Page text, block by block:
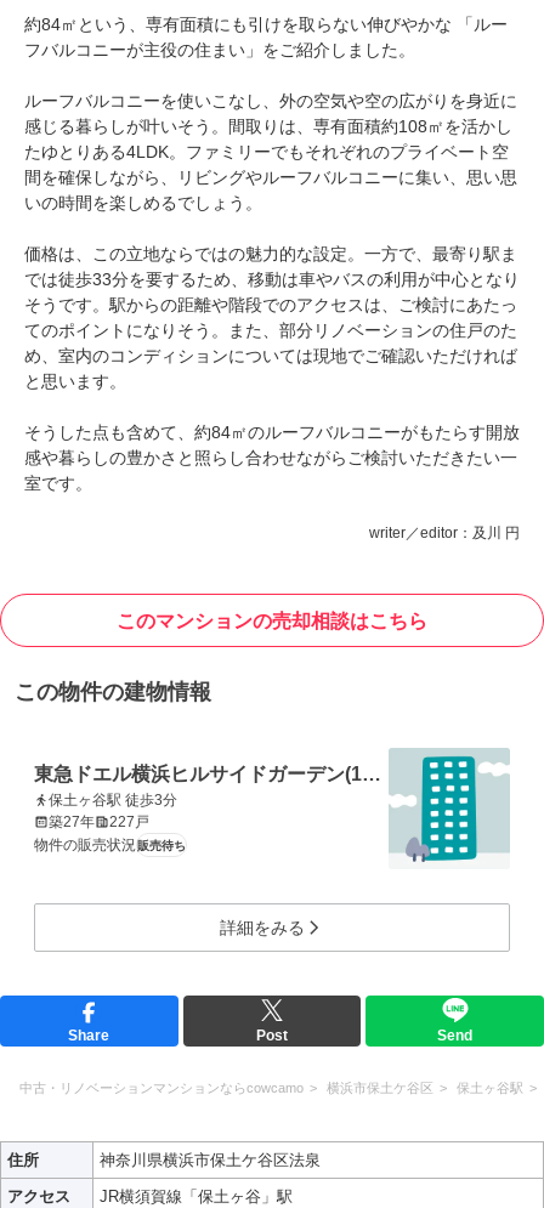
約84㎡という、専有面積にも引けを取らない伸びやかな 「ルー
フバルコニーが主役の住まい」をご紹介しました。
ルーフバルコニーを使いこなし、外の空気や空の広がりを身近に
感じる暮らしが叶いそう。間取りは、専有面積約108㎡を活かし
たゆとりある4LDK。ファミリーでもそれぞれのプライベート空
間を確保しながら、リビングやルーフバルコニーに集い、思い思
いの時間を楽しめるでしょう。
価格は、この立地ならではの魅力的な設定。一方で、最寄り駅ま
では徒歩33分を要するため、移動は車やバスの利用が中心となり
そうです。駅からの距離や階段でのアクセスは、ご検討にあたっ
てのポイントになりそう。また、部分リノベーションの住戸のた
め、室内のコンディションについては現地でご確認いただければ
と思います。
そうした点も含めて、約84㎡のルーフバルコニーがもたらす開放
感や暮らしの豊かさと照らし合わせながらご検討いただきたい一
室です。
writer／editor：及川 円
このマンションの売却相談はこちら
この物件の建物情報
東急ドエル横浜ヒルサイドガーデン(1〜5番館)
保土ヶ谷駅 徒歩3分
築27年
227戸
物件の販売状況販売待ち
詳細をみる
Share Post Send
中古・リノベーションマンションならcowcamo 横浜市保土ケ谷区 保土ヶ谷駅
住所
神奈川県横浜市保土ケ谷区法泉
アクセス
JR横須賀線「保土ヶ谷」駅